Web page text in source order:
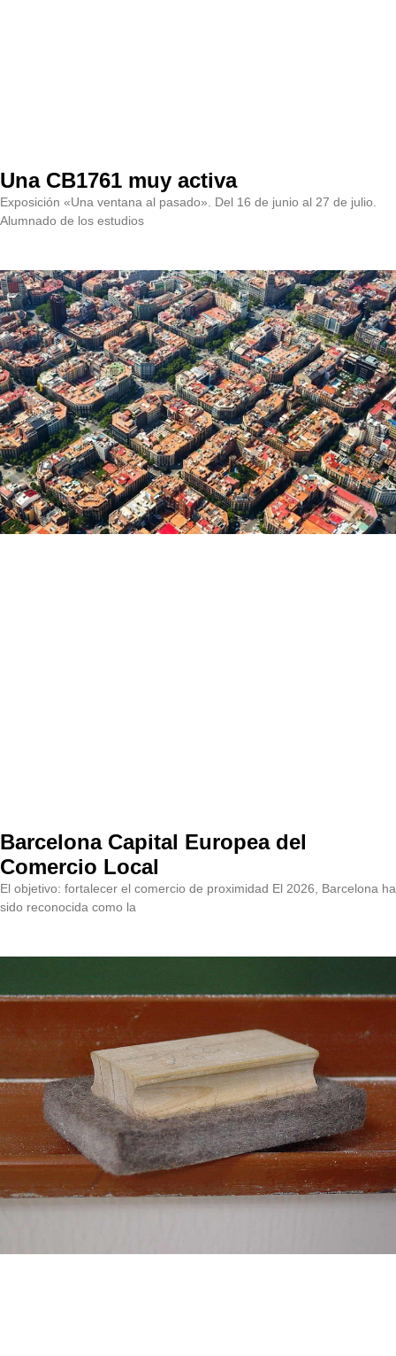
Una CB1761 muy activa
Exposición «Una ventana al pasado». Del 16 de junio al 27 de julio.
Alumnado de los estudios
Barcelona Capital Europea del
Comercio Local
El objetivo: fortalecer el comercio de proximidad El 2026, Barcelona ha
sido reconocida como la